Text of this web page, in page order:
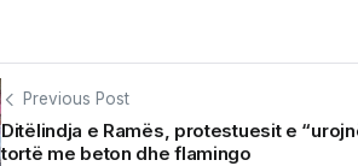
Previous Post
Ditëlindja e Ramës, protestuesit e
tortë me beton dhe flamingo